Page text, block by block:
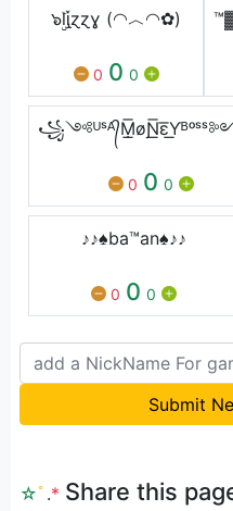
๖ۣۣۜlᶖɀɀɣ (◠︿◠✿)
0 0 0
0 0 0
♪♪♠ba™an♠♪♪
0 0 0
Submit
☆ﾟ .* Share this